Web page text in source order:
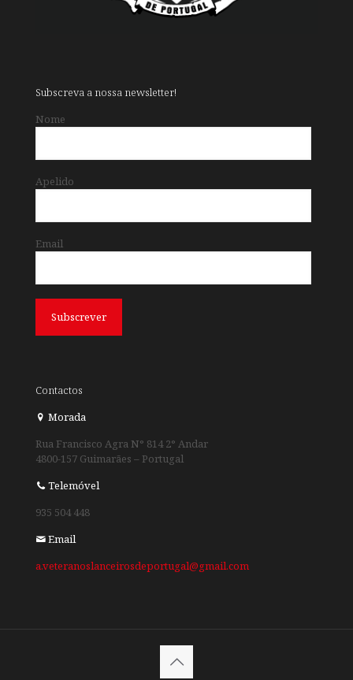
Subscreva a nossa newsletter!
Nome
Apelido
Email
Contactos
Morada
Rua Francisco Agra N° 814 2° Andar
4800-157 Guimarães – Portugal
Telemóvel
935 504 448
Email
a.veteranoslanceirosdeportugal@gmail.com